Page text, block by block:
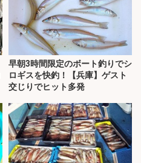
早朝3時間限定のボート釣りでシ
ロギスを快釣！【兵庫】ゲスト
交じりでヒット多発